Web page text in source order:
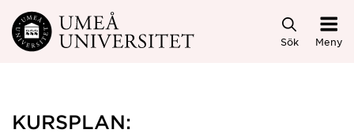
Hoppa direkt till innehållet
Sök Meny
KURSPLAN: